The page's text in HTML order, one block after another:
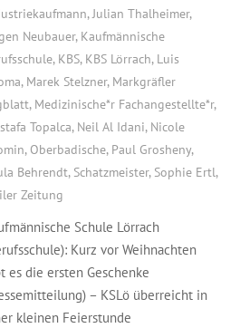
, Julian Thalheimer,
Neubauer, Kaufmännische
, KBS, KBS Lörrach, Luis
, Marek Stelzner, Markgräfler
, Medizinische*r Fachangestellte*r,
Topalca, Neil Al Idani, Nicole
, Oberbadische, Paul Grosheny,
Behrendt, Schatzmeister, Sophie Ertl,
Zeitung
Schule Lörrach
Kurz vor Weihnachten
es die ersten Geschenke
– KSLö überreicht in
kleinen Feierstunde